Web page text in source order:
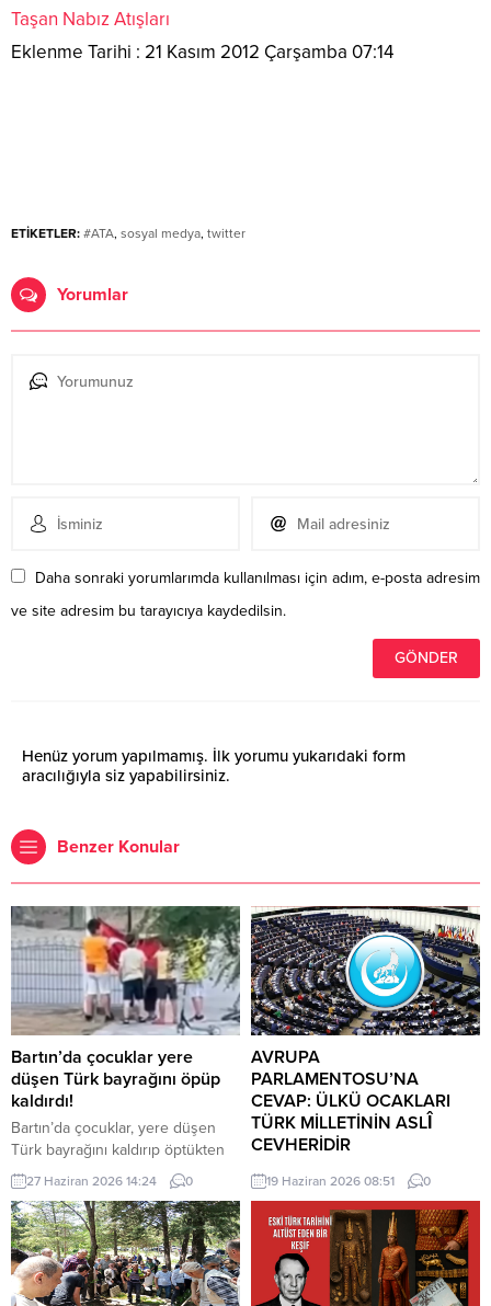
Taşan Nabız Atışları
Eklenme Tarihi : 21 Kasım 2012 Çarşamba 07:14
ETİKETLER: #ATA, sosyal medya, twitter
Yorumlar
Daha sonraki yorumlarımda kullanılması için adım, e-posta adresim
ve site adresim bu tarayıcıya kaydedilsin.
Henüz yorum yapılmamış. İlk yorumu yukarıdaki form
aracılığıyla siz yapabilirsiniz.
Benzer Konular
Bartın’da çocuklar yere
düşen Türk bayrağını öpüp
kaldırdı!
Bartın’da çocuklar, yere düşen
Türk bayrağını kaldırıp öptükten
sonra gelen itfaiye ekiplerinin de
yardımıyla göndere çekti. O anlar
cep telefonu kamerası tarafından
kaydedildi. Yerden kaldırıp öptüler
Kemerköprü Mahallesi’nde dün
akşam saatlerinde Cumhuriyet
27 Haziran 2026 14:24 0
AVRUPA
PARLAMENTOSU’NA
CEVAP: ÜLKÜ OCAKLARI
TÜRK MİLLETİNİN ASLÎ
CEVHERİDİR
MHP milletvekili Prof. Dr. İlyas
Topsakal AB parlamentosuna
cevap verdi: Avrupa
Parlamentosu tarafından 17
Haziran 2026 tarihinde kabul
edilen Türkiye Raporu, teknik bir
19 Haziran 2026 08:51 0